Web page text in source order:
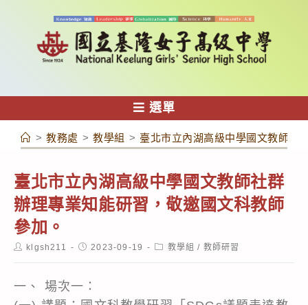
容
選單
> 教務處 > 教學組 > 臺北市立內湖高級中學國文教師社
臺北市立內湖高級中學國文教師社群
辦理專業知能研習，敬邀國文科教師
參加。
Postklgsh211
Post2023-09-19
Post教學組 / 教師研習
一、 場次一：